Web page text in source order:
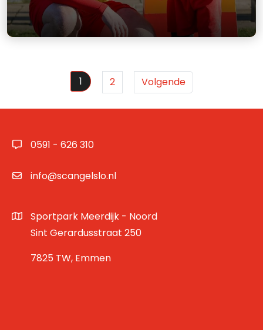
1 2 Volgende
0591 - 626 310
info@scangelslo.nl
Sportpark Meerdijk - Noord
Sint Gerardusstraat 250
7825 TW, Emmen